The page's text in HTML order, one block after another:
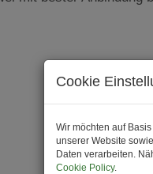
Cookie
Wir möchten auf
unserer Website
Daten verarbeiten.
Cookie Policy.